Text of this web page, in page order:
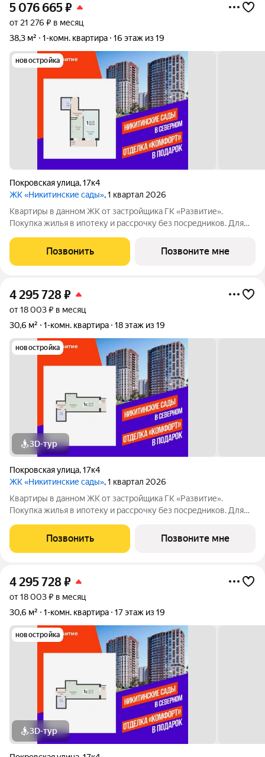
5 076 665₽
от 21 276 ₽ в месяц
38,3 м²
1-комн. квартира 16 этаж из 19
новостройка
Покровская улица,17к4
ЖК «Никитинские сады», 1 квартал 2026
Квартиры в данном ЖК от застройщика ГК «Развитие».
Покупка жилья в ипотеку и рассрочку без посредников. Для
обращайтесь в отдел продаж застройщика.
Позвонить Позвоните мне
4 295 728₽
от 18 003 ₽ в месяц
30,6 м²
1-комн. квартира 18 этаж из 19
новостройка
3D-тур
Покровская улица,17к4
ЖК «Никитинские сады», 1 квартал 2026
Квартиры в данном ЖК от застройщика ГК «Развитие».
Покупка жилья в ипотеку и рассрочку без посредников. Для
обращайтесь в отдел продаж застройщика.
Позвонить Позвоните мне
4 295 728₽
от 18 003 ₽ в месяц
30,6 м²
1-комн. квартира 17 этаж из 19
новостройка
3D-тур